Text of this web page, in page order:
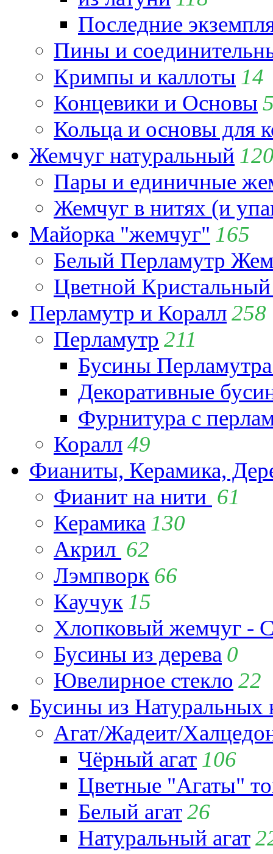
Последние
Пины и
Кримпы и каллоты 14
Концевики и Основы
Кольца и основы для
Жемчуг натуральный
Пары и единичные
Жемчуг в нитях (и
Майорка "жемчуг" 165
Белый Перламутр
Цветной
Перламутр и Коралл258
Перламутр 211
Бусины
Декоративные
Фурнитура с
Коралл49
Фианиты, Керамика,
Фианит на нити 61
Керамика 130
Акрил 62
Лэмпворк 66
Каучук 15
Хлопковый жемчуг -
Бусины из дерева 0
Ювелирное стекло 22
Бусины из Натуральных
Агат/Жадеит/
Чёрный агат 106
Цветные "Агаты"
Белый агат26
Натуральный агат